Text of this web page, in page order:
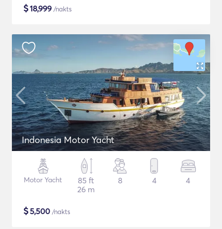
$18,999 /nakts
Indonesia Motor Yacht
Motor Yacht
85 ft
26 m
8 4 4
$5,500 /nakts